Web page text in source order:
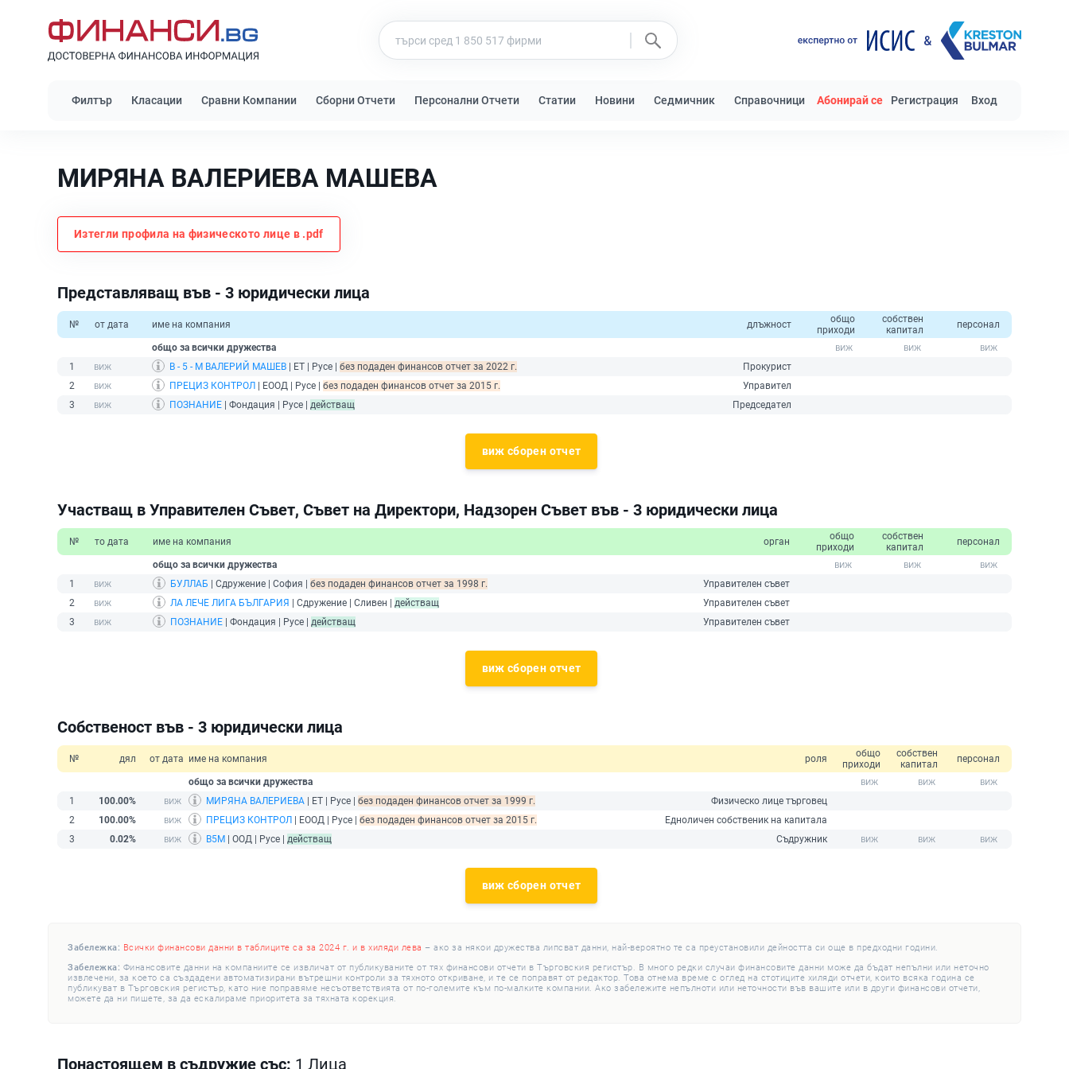
Филтър Класации Сравни Компании Сборни Отчети Персонални Отчети Статии Новини Седмичник Справочници Абонирай се Регистрация Вход
МИРЯНА ВАЛЕРИЕВА МАШЕВА
Изтегли профила на физическото лице в .pdf
Представляващ във - 3 юридически лица
№ от дата име на компания длъжност
общо
приходи
собствен
капитал
персонал
общо за всички дружества
1
В - 5 - М ВАЛЕРИЙ МАШЕВ | ЕТ | Русе | без подаден финансов отчет за 2022 г.
Прокурист
2
ПРЕЦИЗ КОНТРОЛ | ЕООД | Русе | без подаден финансов отчет за 2015 г.
Управител
3
ПОЗНАНИЕ | Фондация | Русе | действащ Председател
виж сборен отчет
Участващ в Управителен Съвет, Съвет на Директори, Надзорен Съвет във - 3 юридически лица
№ то дата име на компания орган
общо
приходи
собствен
капитал
персонал
общо за всички дружества
1
БУЛЛАБ | Сдружение | София | без подаден финансов отчет за 1998 г.
Управителен съвет
2
ЛА ЛЕЧЕ ЛИГА БЪЛГАРИЯ | Сдружение | Сливен | действащ
Управителен съвет
3
ПОЗНАНИЕ | Фондация | Русе | действащ Управителен съвет
виж сборен отчет
Собственост във - 3 юридически лица
№ дял от дата име на компания роля
общо
приходи
собствен
капитал
персонал
общо за всички дружества
1
100.00% МИРЯНА ВАЛЕРИЕВА | ЕТ | Русе | без подаден финансов отчет за 1999 г.
Физическо лице търговец
2
100.00% ПРЕЦИЗ КОНТРОЛ | ЕООД | Русе | без подаден финансов отчет за 2015 г.
Едноличен собственик на капитала
3
0.02% В5М | ООД | Русе | действащ Съдружник
виж сборен отчет
Забележка: Всички финансови данни в таблиците са за 2024 г. и в хиляди лева – ако за някои дружества липсват данни, най-вероятно те са преустановили дейността си още в предходни години.
Забележка: Финансовите данни на компаниите се извличат от публикуваните от тях финансови отчети в Търговския регистър. В много редки случаи финансовите данни може да бъдат непълни или неточно
извлечени, за което са създадени автоматизирани вътрешни контроли за тяхното откриване, и те се поправят от редактор. Това отнема време с оглед на стотиците хиляди отчети, които всяка година се
публикуват в Търговския регистър, като ние поправяме несъответствията от по-големите към по-малките компании. Ако забележите непълноти или неточности във вашите или в други финансови отчети,
можете да ни пишете, за да ескалираме приоритета за тяхната корекция.
Понастоящем в съдружие със: 1 Лица